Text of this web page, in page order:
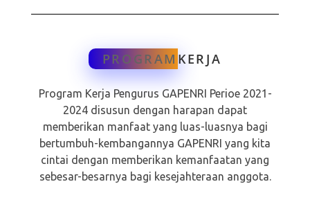
PROGRAM KERJA
Program Kerja Pengurus GAPENRI Perioe 2021-
2024 disusun dengan harapan dapat
memberikan manfaat yang luas-luasnya bagi
bertumbuh-kembangannya GAPENRI yang kita
cintai dengan memberikan kemanfaatan yang
sebesar-besarnya bagi kesejahteraan anggota.